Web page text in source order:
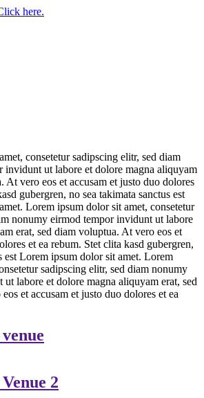
here.
consetetur sadipscing elitr, sed diam
invidunt ut labore et dolore magna aliquyam
At vero eos et accusam et justo duo dolores
gubergren, no sea takimata sanctus est
Lorem ipsum dolor sit amet, consetetur
nonumy eirmod tempor invidunt ut labore
erat, sed diam voluptua. At vero eos et
et ea rebum. Stet clita kasd gubergren,
est Lorem ipsum dolor sit amet. Lorem
sadipscing elitr, sed diam nonumy
labore et dolore magna aliquyam erat, sed
et accusam et justo duo dolores et ea
2